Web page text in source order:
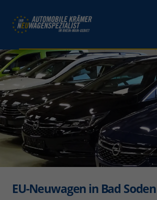
EU-Neuwagen in Bad Soden